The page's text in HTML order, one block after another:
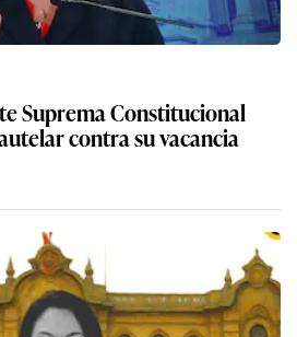
Suprema Constitucional
contra su vacancia